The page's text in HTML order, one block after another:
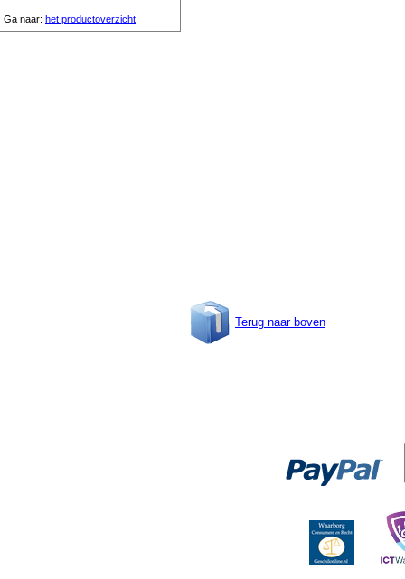
Terug naar boven
Ga naar: het productoverzicht